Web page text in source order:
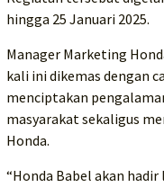
hingga 25 Januari 2025.
Manager Marketing
kali ini dikemas dengan
menciptakan
masyarakat sekaligus
Honda.
“Honda Babel akan